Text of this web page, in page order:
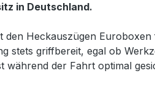
in Deutschland.
Heckauszügen
griffbereit, egal ob
der Fahrt optimal